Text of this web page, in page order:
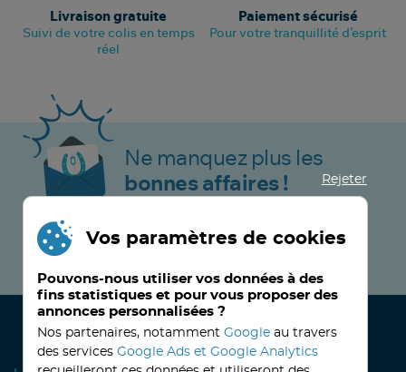
Livraison gratuite
Suivi de votre colis en temps
réel
Paiement sécurisé
Pour votre tranquillité d’esprit
Ne manquez plus les
bonnes affaires !
JE M’INSCRIS MAINTENANT !
Rejeter
Vos paramètres de cookies
Pouvons-nous utiliser vos données à des
fins statistiques et pour vous proposer des
annonces personnalisées ?
Nos partenaires, notamment Google au travers
des services Google Ads et Google Analytics